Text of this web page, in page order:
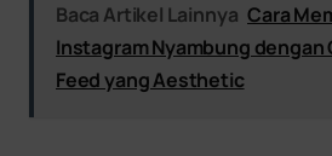
Baca Artikel Lainnya Cara
Instagram Nyambung dengan
Feed yang Aesthetic